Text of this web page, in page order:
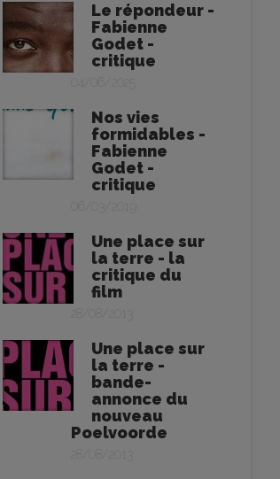
Le répondeur -
Fabienne
Godet -
critique
04/06/2025
Nos vies
formidables -
Fabienne
Godet -
critique
Une place sur
la terre - la
critique du
film
28/08/2013
Une place sur
la terre -
bande-
annonce du
nouveau
Poelvoorde
28/08/2013